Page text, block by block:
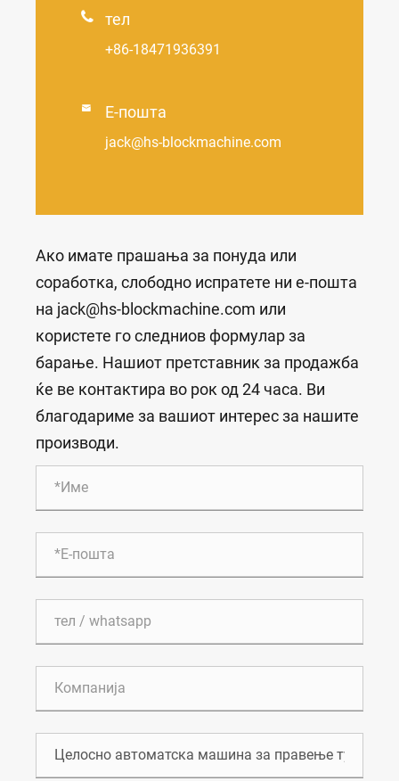
 тел
+86-18471936391
 Е-пошта
jack@hs-blockmachine.com
Ако имате прашања за понуда или
соработка, слободно испратете ни е-пошта
на jack@hs-blockmachine.com или
користете го следниов формулар за
барање. Нашиот претставник за продажба
ќе ве контактира во рок од 24 часа. Ви
благодариме за вашиот интерес за нашите
производи.